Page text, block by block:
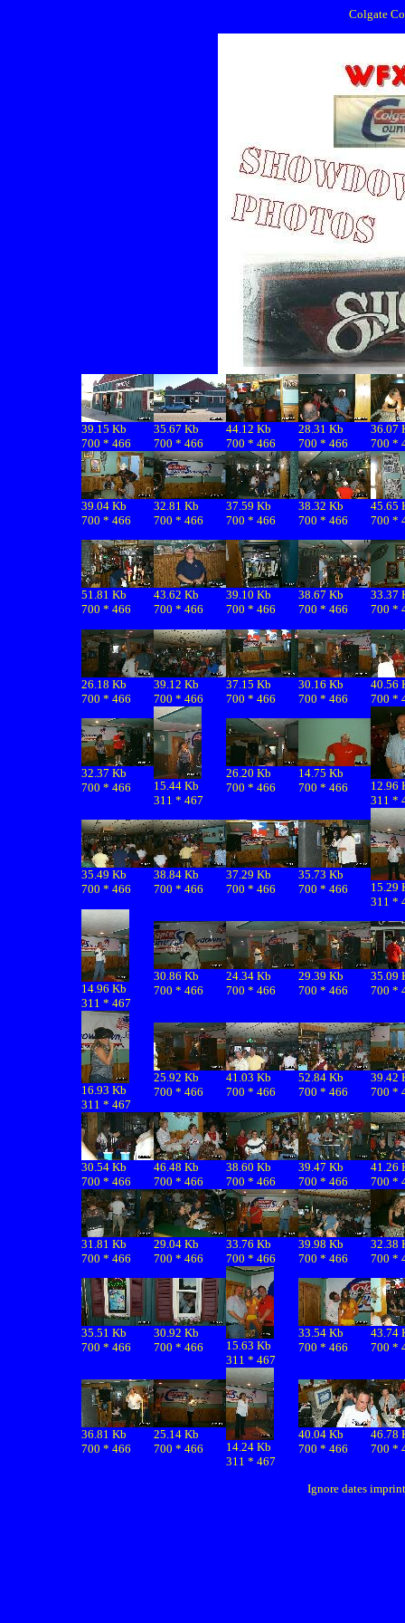
Colgate
39.15 Kb
700 * 466
35.67 Kb
700 * 466
44.12 Kb
700 * 466
28.31 Kb
700 * 466
36.07
700 *
39.04 Kb
700 * 466
32.81 Kb
700 * 466
37.59 Kb
700 * 466
38.32 Kb
700 * 466
45.65
700 *
51.81 Kb
700 * 466
43.62 Kb
700 * 466
39.10 Kb
700 * 466
38.67 Kb
700 * 466
33.37
700 *
26.18 Kb
700 * 466
39.12 Kb
700 * 466
37.15 Kb
700 * 466
30.16 Kb
700 * 466
40.56
700 *
32.37 Kb
700 * 466
15.44 Kb
311 * 467
26.20 Kb
700 * 466
14.75 Kb
700 * 466
12.96
311 *
35.49 Kb
700 * 466
38.84 Kb
700 * 466
37.29 Kb
700 * 466
35.73 Kb
700 * 466
15.29
311 *
14.96 Kb
311 * 467
30.86 Kb
700 * 466
24.34 Kb
700 * 466
29.39 Kb
700 * 466
35.09
700 *
16.93 Kb
311 * 467
25.92 Kb
700 * 466
41.03 Kb
700 * 466
52.84 Kb
700 * 466
39.42
700 *
30.54 Kb
700 * 466
46.48 Kb
700 * 466
38.60 Kb
700 * 466
39.47 Kb
700 * 466
41.26
700 *
31.81 Kb
700 * 466
29.04 Kb
700 * 466
33.76 Kb
700 * 466
39.98 Kb
700 * 466
32.38
700 *
35.51 Kb
700 * 466
30.92 Kb
700 * 466
15.63 Kb
311 * 467
33.54 Kb
700 * 466
43.74
700 *
36.81 Kb
700 * 466
25.14 Kb
700 * 466
14.24 Kb
311 * 467
40.04 Kb
700 * 466
46.78
700 *
Ignore dates